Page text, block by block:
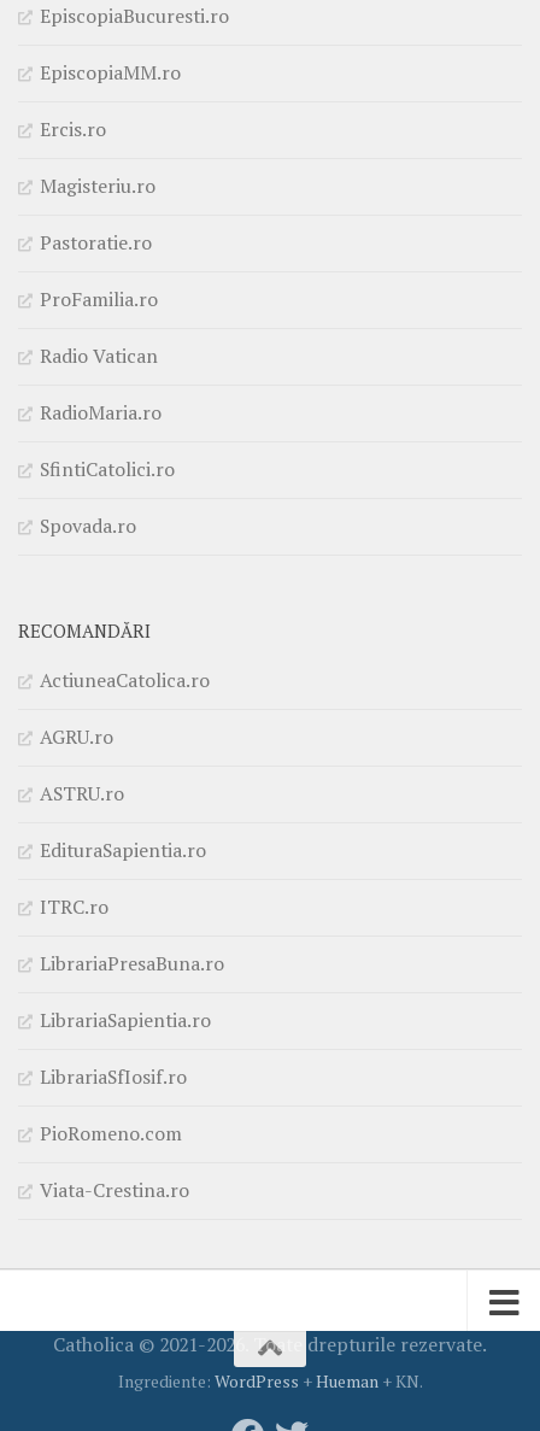
EpiscopiaBucuresti.ro
EpiscopiaMM.ro
Ercis.ro
Magisteriu.ro
Pastoratie.ro
ProFamilia.ro
Radio Vatican
RadioMaria.ro
SfintiCatolici.ro
Spovada.ro
RECOMANDĂRI
ActiuneaCatolica.ro
AGRU.ro
ASTRU.ro
EdituraSapientia.ro
ITRC.ro
LibrariaPresaBuna.ro
LibrariaSapientia.ro
LibrariaSfIosif.ro
PioRomeno.com
Viata-Crestina.ro
Catholica © 2021-2026. Toate drepturile rezervate.
Ingrediente: WordPress +Hueman+ KN.